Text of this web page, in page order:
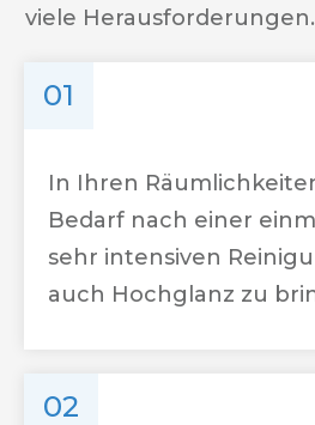
viele Herausforderungen.
01
In Ihren
Bedarf nach einer
sehr intensiven
auch Hochglanz zu
02